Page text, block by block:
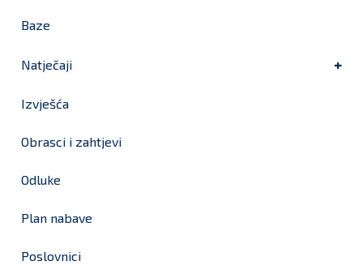
Baze
Natječaji
Izvješća
Obrasci i zahtjevi
Odluke
Plan nabave
Poslovnici